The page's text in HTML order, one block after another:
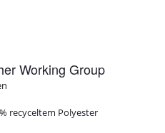
Working Group
recyceltem Polyester